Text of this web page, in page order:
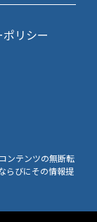
リシー
ンテンツの無断転
らびにその情報提